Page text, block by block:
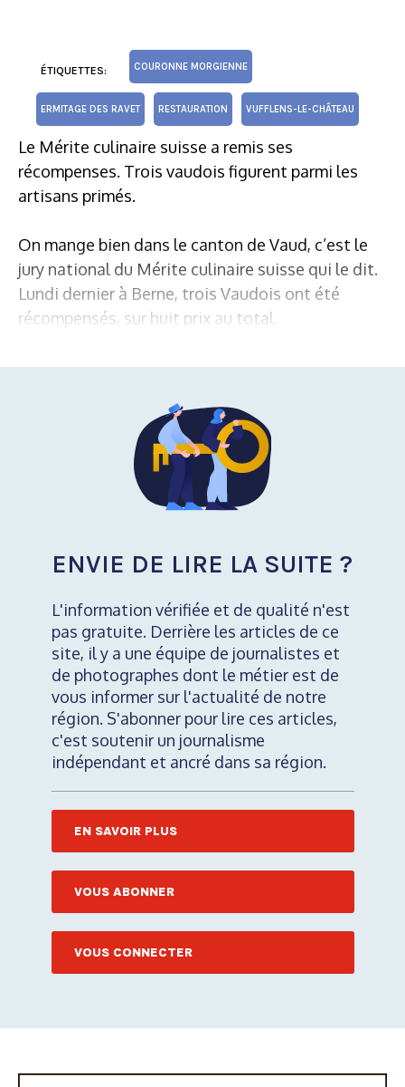
ÉTIQUETTES: COURONNE MORGIENNE
ERMITAGE DES RAVET RESTAURATION VUFFLENS-LE-CHÂTEAU
Le Mérite culinaire suisse a remis ses
récompenses. Trois vaudois figurent parmi les
artisans primés.
On mange bien dans le canton de Vaud, c’est le
jury national du Mérite culinaire suisse qui le dit.
Lundi dernier à Berne, trois Vaudois ont été
récompensés, sur huit prix au total.
ENVIE DE LIRE LA SUITE ?
L'information vérifiée et de qualité n'est
pas gratuite. Derrière les articles de ce
site, il y a une équipe de journalistes et
de photographes dont le métier est de
vous informer sur l'actualité de notre
région. S'abonner pour lire ces articles,
c'est soutenir un journalisme
indépendant et ancré dans sa région.
EN SAVOIR PLUS
VOUS ABONNER
VOUS CONNECTER